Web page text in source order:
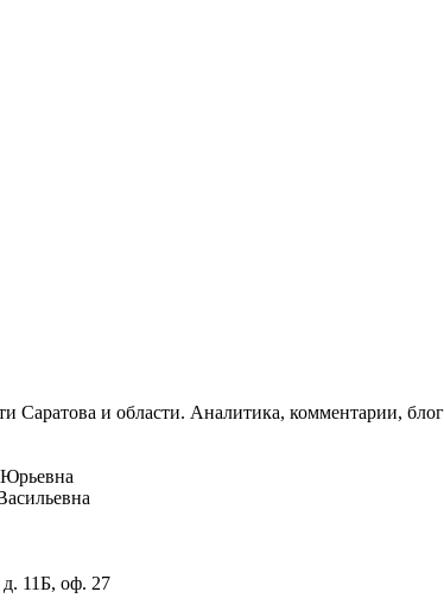
Саратова и области. Аналитика, комментарии,
Юрьевна
11Б, оф. 27